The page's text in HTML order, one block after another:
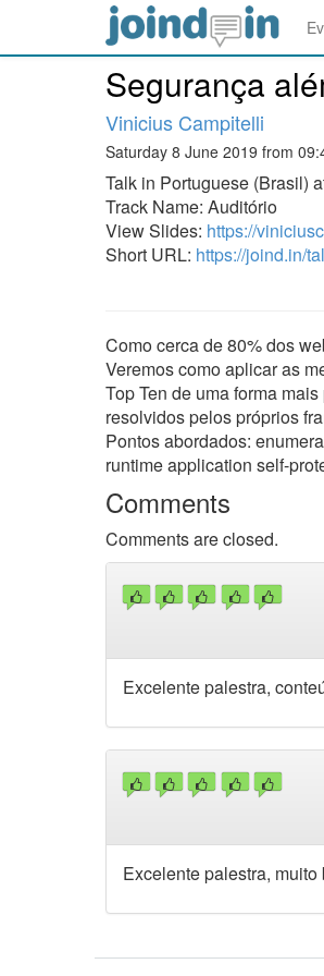
Segurança
Vinicius Campitelli
Saturday 8 June 2019 from
Talk in Portuguese (Brasil)
Track Name: Auditório
View Slides: https://
Short URL: https://joind.in/
Como cerca de 80% dos
Veremos como aplicar as
Top Ten de uma forma
resolvidos pelos próprios
Pontos abordados:
runtime application self-
Comments
Comments are closed.
Excelente palestra,
Excelente palestra,